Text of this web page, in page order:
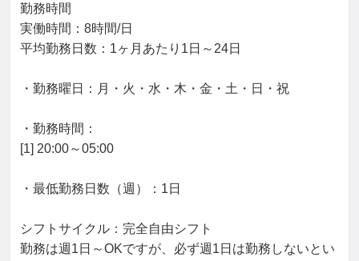
勤務時間
実働時間：8時間/日
平均勤務日数：1ヶ月あたり1日～24日
・勤務曜日：月・火・水・木・金・土・日・祝
・勤務時間：
[1] 20:00～05:00
・最低勤務日数（週）：1日
シフトサイクル：完全自由シフト
勤務は週1日～OKですが、必ず週1日は勤務しないとい